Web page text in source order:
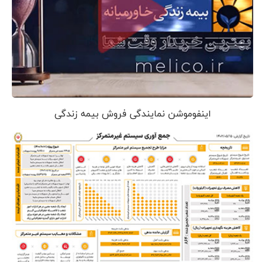
اینفوموشن نمایندگی فروش بیمه زندگی